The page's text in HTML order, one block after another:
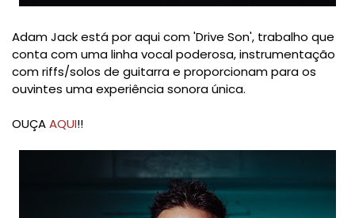
Adam Jack está por aqui com 'Drive Son', trabalho que
conta com uma linha vocal poderosa, instrumentação
com riffs/solos de guitarra e proporcionam para os
ouvintes uma experiência sonora única.
OUÇAAQUI!!